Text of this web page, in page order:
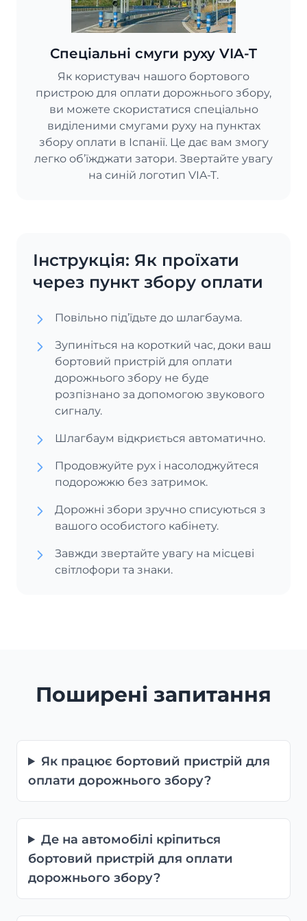
Спеціальні смуги руху VIA-T
Як користувач нашого бортового
пристрою для оплати дорожнього збору,
ви можете скористатися спеціально
виділеними смугами руху на пунктах
збору оплати в Іспанії. Це дає вам змогу
легко об’їжджати затори. Звертайте увагу
на синій логотип VIA-T.
Інструкція: Як проїхати
через пункт збору оплати
Повільно під’їдьте до шлагбаума.
Зупиніться на короткий час, доки ваш
бортовий пристрій для оплати
дорожнього збору не буде
розпізнано за допомогою звукового
сигналу.
Шлагбаум відкриється автоматично.
Продовжуйте рух і насолоджуйтеся
подорожжю без затримок.
Дорожні збори зручно списуються з
вашого особистого кабінету.
Завжди звертайте увагу на місцеві
світлофори та знаки.
Поширені запитання
Як працює бортовий пристрій для
оплати дорожнього збору?
Де на автомобілі кріпиться
бортовий пристрій для оплати
дорожнього збору?